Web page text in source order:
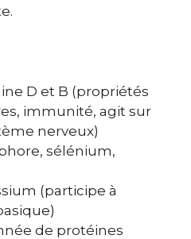
D et B (propriétés
immunité, agit sur
nerveux)
sélénium,
(participe à
de protéines